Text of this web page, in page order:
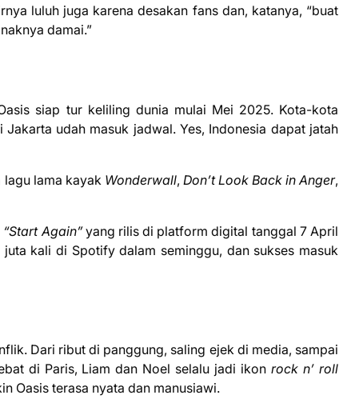
luluh juga karena desakan fans dan, katanya, “buat
damai.”
siap tur keliling dunia mulai Mei 2025. Kota-kota
udah masuk jadwal. Yes, Indonesia dapat jatah
lagu lama kayak Wonderwall, Don’t Look Back in Anger,
“Start Again”yang rilis di platform digital tanggal 7 April
kali di Spotify dalam seminggu, dan sukses masuk
Dari ribut di panggung, saling ejek di media, sampai
di Paris, Liam dan Noel selalu jadi ikonrock n’ roll
Oasis terasa nyata dan manusiawi.